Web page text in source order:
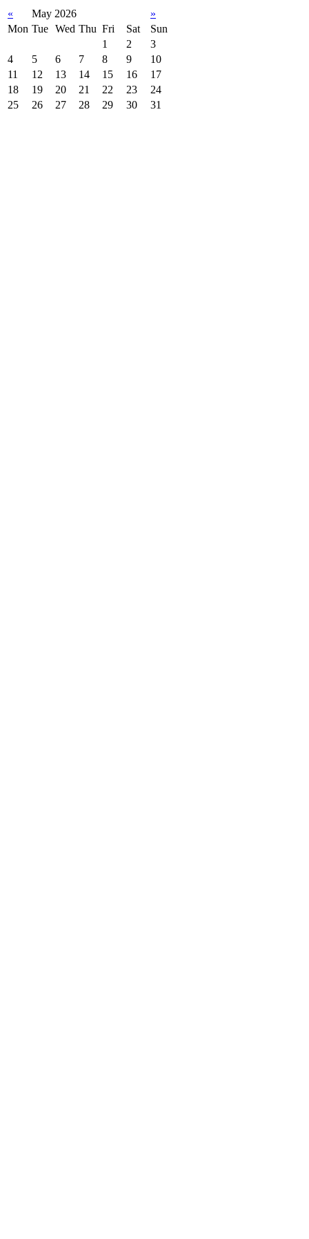
« May 2026
»
Mon Tue Wed Thu Fri Sat
Sun
1
2
3
4
5 6 7 8 9
10
11
12 13 14 15 16
17
18
19 20 21 22 23
24
25
26 27 28 29 30 31